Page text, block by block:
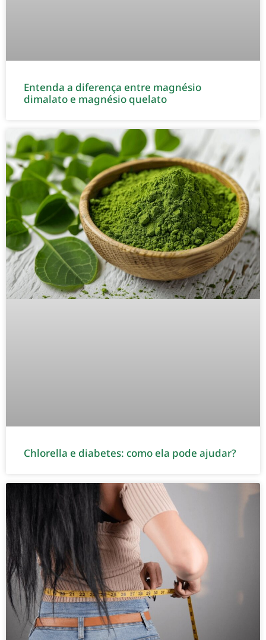
Entenda a diferença entre magnésio
dimalato e magnésio quelato
Chlorella e diabetes: como ela pode ajudar?